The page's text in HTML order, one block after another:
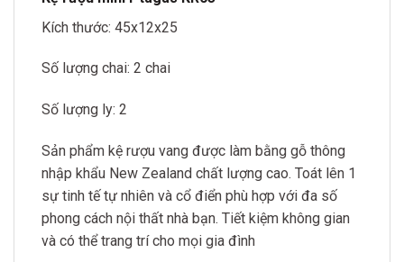
Kích thước: 45x12x25
Số lượng chai: 2 chai
Số lượng ly: 2
Sản phẩm kệ rượu vang được làm bằng gỗ thông
nhập khẩu New Zealand chất lượng cao. Toát lên 1
sự tinh tế tự nhiên và cổ điển phù hợp với đa số
phong cách nội thất nhà bạn. Tiết kiệm không gian
và có thể trang trí cho mọi gia đình